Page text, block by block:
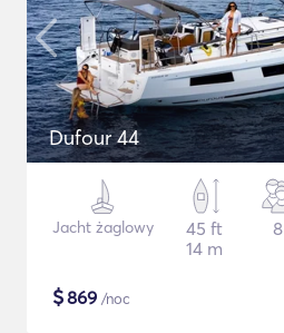
Dufour 44
Jacht żaglowy
45 ft
14 m
8
$869 /noc